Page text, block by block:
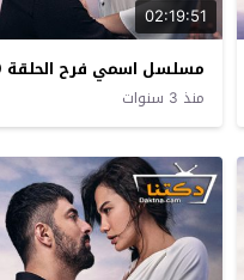
02:19:51
مسلسل اسمي فرح الحلقة 9 مترجم للعربية
منذ 3 سنوات